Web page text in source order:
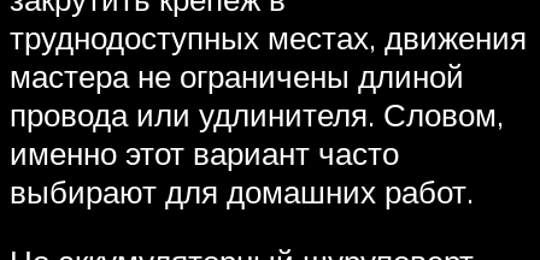
труднодоступных местах, движения
мастера не ограничены длиной
провода или удлинителя. Словом,
именно этот вариант часто
выбирают для домашних работ.